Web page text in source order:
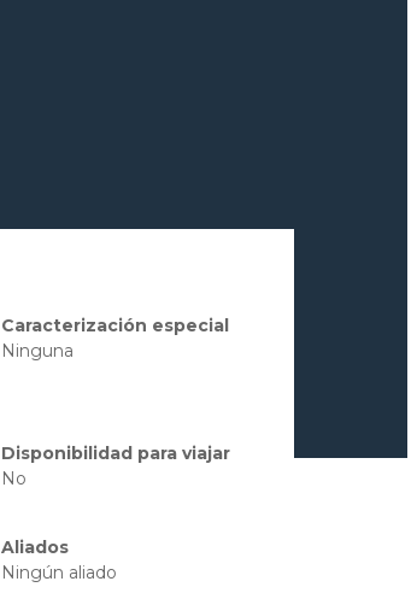
Caracterización especial
Ninguna
Disponibilidad para viajar
No
Aliados
Ningún aliado